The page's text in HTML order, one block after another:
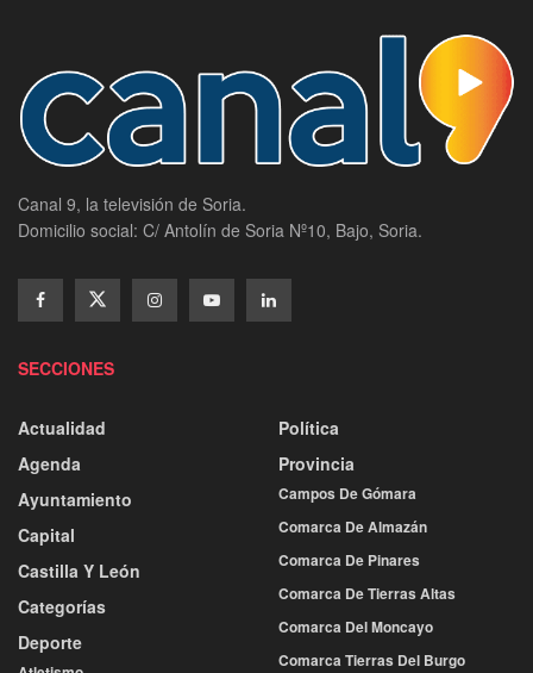
Canal 9, la televisión de Soria.
Domicilio social: C/ Antolín de Soria Nº10, Bajo, Soria.
SECCIONES
Actualidad
Agenda
Ayuntamiento
Capital
Castilla Y León
Categorías
Deporte
Política
Provincia
Campos De Gómara
Comarca De Almazán
Comarca De Pinares
Comarca De Tierras Altas
Comarca Del Moncayo
Comarca Tierras Del Burgo